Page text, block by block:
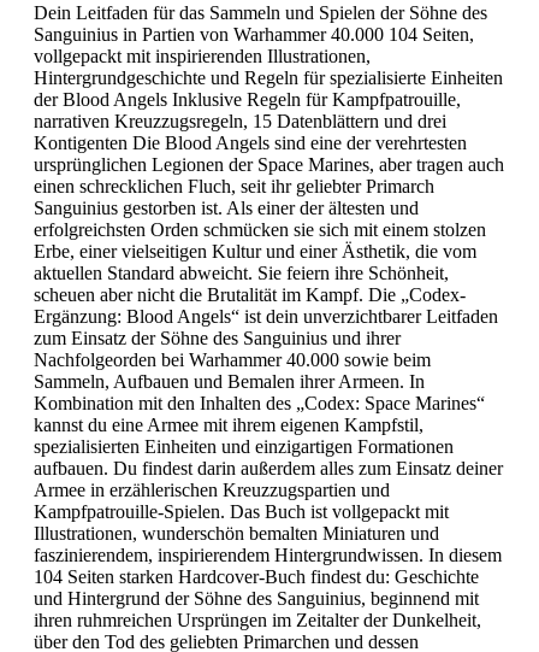
Dein Leitfaden für das Sammeln und Spielen der Söhne des
Sanguinius in Partien von Warhammer 40.000 104 Seiten,
vollgepackt mit inspirierenden Illustrationen,
Hintergrundgeschichte und Regeln für spezialisierte Einheiten
der Blood Angels Inklusive Regeln für Kampfpatrouille,
narrativen Kreuzzugsregeln, 15 Datenblättern und drei
Kontigenten Die Blood Angels sind eine der verehrtesten
ursprünglichen Legionen der Space Marines, aber tragen auch
einen schrecklichen Fluch, seit ihr geliebter Primarch
Sanguinius gestorben ist. Als einer der ältesten und
erfolgreichsten Orden schmücken sie sich mit einem stolzen
Erbe, einer vielseitigen Kultur und einer Ästhetik, die vom
aktuellen Standard abweicht. Sie feiern ihre Schönheit,
scheuen aber nicht die Brutalität im Kampf. Die „Codex-
Ergänzung: Blood Angels“ ist dein unverzichtbarer Leitfaden
zum Einsatz der Söhne des Sanguinius und ihrer
Nachfolgeorden bei Warhammer 40.000 sowie beim
Sammeln, Aufbauen und Bemalen ihrer Armeen. In
Kombination mit den Inhalten des „Codex: Space Marines“
kannst du eine Armee mit ihrem eigenen Kampfstil,
spezialisierten Einheiten und einzigartigen Formationen
aufbauen. Du findest darin außerdem alles zum Einsatz deiner
Armee in erzählerischen Kreuzzugspartien und
Kampfpatrouille-Spielen. Das Buch ist vollgepackt mit
Illustrationen, wunderschön bemalten Miniaturen und
faszinierendem, inspirierendem Hintergrundwissen. In diesem
104 Seiten starken Hardcover-Buch findest du: Geschichte
und Hintergrund der Söhne des Sanguinius, beginnend mit
ihren ruhmreichen Ursprüngen im Zeitalter der Dunkelheit,
über den Tod des geliebten Primarchen und dessen